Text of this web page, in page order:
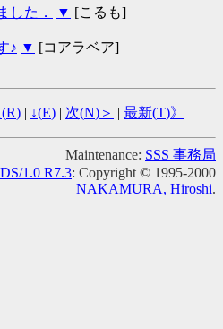
した． ▼ [こるも]
♪ ▼ [コアラベア]
R) | ↓(E) | 次(N)＞ | 最新(T)》
Maintenance: SSS 事務局
1.0 R7.3: Copyright © 1995-2000
NAKAMURA, Hiroshi.